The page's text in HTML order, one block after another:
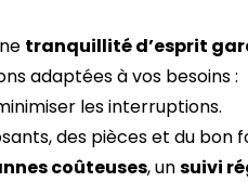
tranquillité d’esprit
adaptées à vos besoins :
les interruptions.
des pièces et du bon
coûteuses, unsuivi